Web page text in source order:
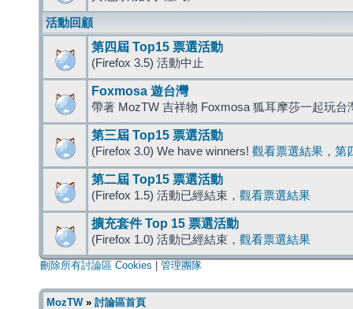
活動回顧
第四屆 Top15 票選活動
(Firefox 3.5) 活動中止
Foxmosa 遊台灣
帶著 MozTW 吉祥物 Foxmosa 狐耳摩莎一起玩台
第三屆 Top15 票選活動
(Firefox 3.0) We have winners! 觀看票選結果 ， 第
第二屆 Top15 票選活動
(Firefox 1.5) 活動已經結束， 觀看票選結果
擴充套件 Top 15 票選活動
(Firefox 1.0) 活動已經結束， 觀看票選結果
刪除所有討論區 Cookies 管理團隊
MozTW» 討論區首頁